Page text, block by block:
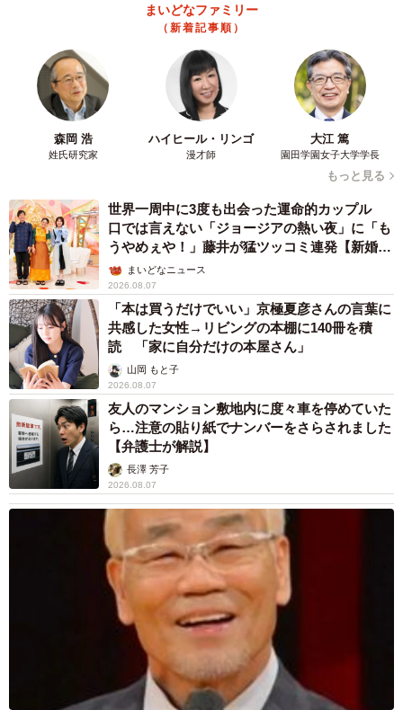
まいどなファミリー
（新着記事順）
森岡 浩
姓氏研究家
ハイヒール・リンゴ
漫才師
大江 篤
園田学園女子大学学長
もっと見る
世界一周中に3度も出会った運命的カップル
口では言えない「ジョージアの熱い夜」に「も
うやめぇや！」藤井が猛ツッコミ連発【新婚さ
ん】まいどなニュース
2026.08.07
「本は買うだけでいい」京極夏彦さんの言葉に
共感した女性→リビングの本棚に140冊を積
読 「家に自分だけの本屋さん」
山岡 もと子
2026.08.07
友人のマンション敷地内に度々車を停めていた
ら…注意の貼り紙でナンバーをさらされました
【弁護士が解説】
長澤 芳子
2026.08.07